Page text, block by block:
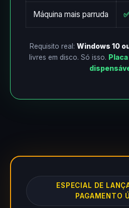
Máquina mais parruda
Requisito real: Windows 10
livres em disco. Só isso.
ESPECIAL DE
PAGAMENTO